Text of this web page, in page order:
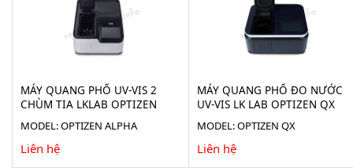
MÁY QUANG PHỔ UV-VIS 2
CHÙM TIA LKLAB OPTIZEN
MODEL: OPTIZEN ALPHA
Liên hệ
MÁY QUANG PHỔ ĐO NƯỚC
UV-VIS LK LAB OPTIZEN QX
MODEL: OPTIZEN QX
Liên hệ